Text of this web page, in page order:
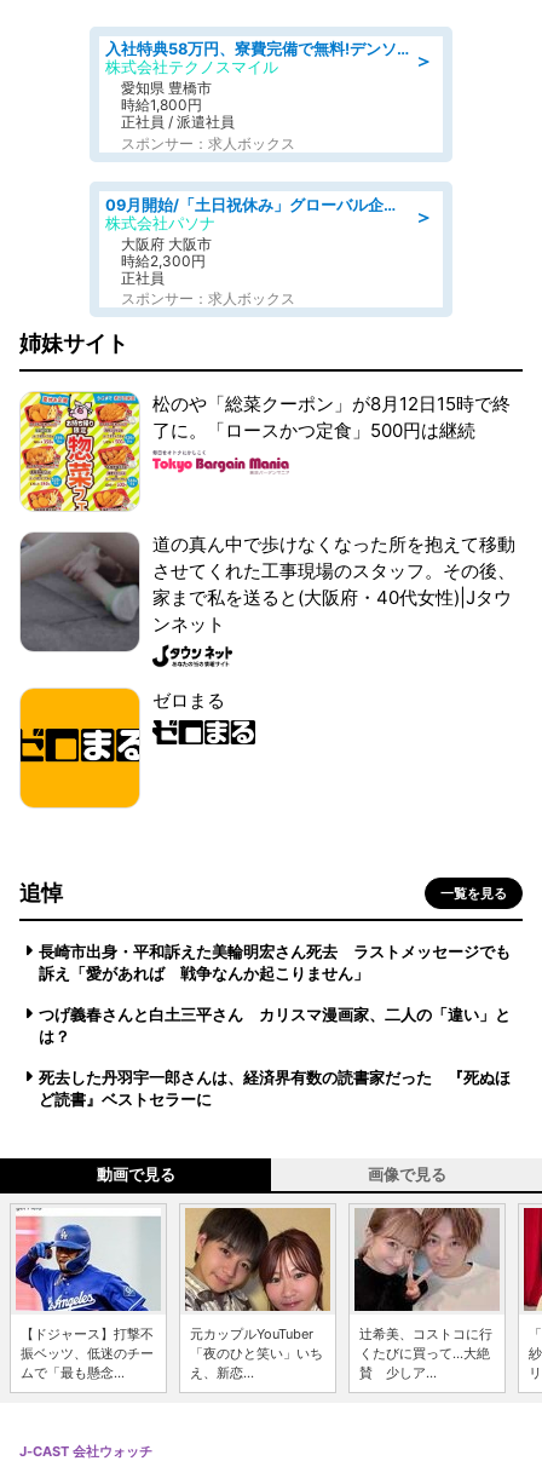
＞
入社特典58万円、寮費完備で無料!デンソーで働こう!自動車工場で小型部品の検査業務 denso aichi
株式会社テクノスマイル
愛知県 豊橋市
時給1,800円
正社員 / 派遣社員
スポンサー：求人ボックス
＞
09月開始/「土日祝休み」グローバル企業での産業保健のお仕事/保健師/高時給/残業なし/服装自由
株式会社パソナ
大阪府 大阪市
時給2,300円
正社員
スポンサー：求人ボックス
姉妹サイト
松のや「総菜クーポン」が8月12日15時で終
了に。「ロースかつ定食」500円は継続
道の真ん中で歩けなくなった所を抱えて移動
させてくれた工事現場のスタッフ。その後、
家まで私を送ると(大阪府・40代女性)|Jタウ
ンネット
ゼロまる
追悼 一覧を見る
長崎市出身・平和訴えた美輪明宏さん死去 ラストメッセージでも
訴え「愛があれば 戦争なんか起こりません」
つげ義春さんと白土三平さん カリスマ漫画家、二人の「違い」と
は？
死去した丹羽宇一郎さんは、経済界有数の読書家だった 『死ぬほ
ど読書』ベストセラーに
動画で見る 画像で見る
【ドジャース】打撃不
振ベッツ、低迷のチー
ムで「最も懸念...
元カップルYouTuber
「夜のひと笑い」いち
え、新恋...
辻希美、コストコに行
くたびに買って...大絶
賛 少しア...
J-CAST 会社ウォッチ